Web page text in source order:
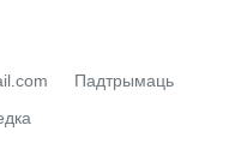
Падтрымаць